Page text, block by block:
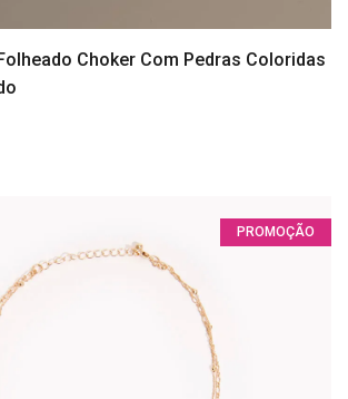
Choker Com Pedras Coloridas
PROMOÇÃO